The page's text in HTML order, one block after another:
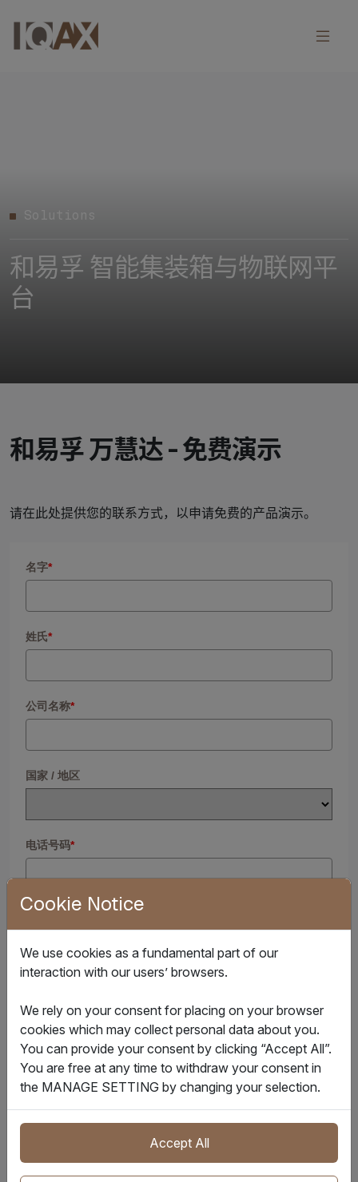
Solutions
和易孚 智能集装箱与物联网平
台
和易孚 万慧达 - 免费演示
请在此处提供您的联系方式，以申请免费的产品演示。
名字*
姓氏*
公司名称*
国家 / 地区
电话号码*
企业邮箱
及客户通讯。
您随时可以退订这些电邮。要详细了解如何退订电邮、保护隐
私的做法，以及我们如何尊重并致力于保护您的隐私，请查看
我们的隐私政策。
Cookie Notice
We use cookies as a fundamental part of our
interaction with our users’ browsers.
We rely on your consent for placing on your browser
cookies which may collect personal data about you.
You can provide your consent by clicking “Accept All”.
You are free at any time to withdraw your consent in
the MANAGE SETTING by changing your selection.
Accept All